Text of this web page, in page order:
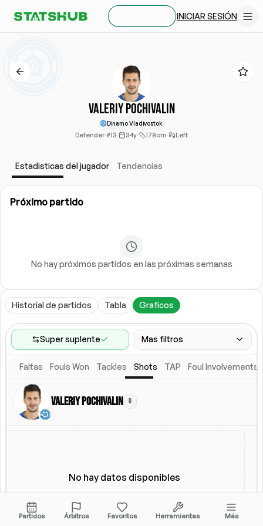
INICIAR SESIÓN
Valeriy Pochivalin
Dinamo Vladivostok
Defender·#13· 34y· 178cm· Left
Estadisticas del jugador Tendencias
Próximo partido
No hay próximos partidos en las próximas semanas
Historial de partidos Tabla Graficos
Super suplente Mas filtros
Rango de partidos
Ultimos 60 partidos
Competiciones
Ligas(2)
Faltas Fouls Won Tackles Shots TAP Foul Involvements
Valeriy Pochivalin D
No hay datos disponibles
Partidos Árbitros Favoritos Herramientas Más